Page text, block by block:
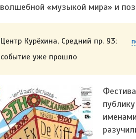
волшебной «музыкой мира» и
Центр Курёхина, Средний пр. 93;
событие уже прошло